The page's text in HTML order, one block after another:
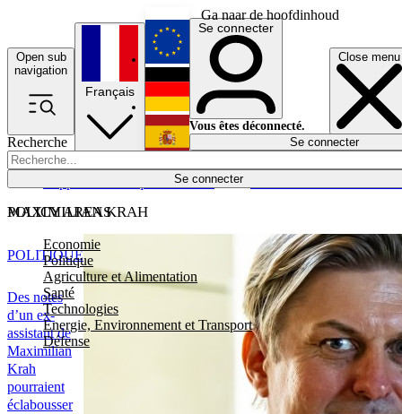
Ga naar de hoofdinhoud
Open sub
navigation
Close menu
Recherche
Se connecter
POLICY AREAS
Economie
Politique
Agriculture et Alimentation
Santé
Technologies
Energie, Environnement et Transport
Défense
Économie
Français
English
Deutsch
Español
Se connecter
Vous êtes déconnecté.
Se connecter
MAXIMILIAN KRAH
Des notes
d’un ex-
assistant de
Maximilian
Krah
pourraient
éclabousser
POLITIQUE